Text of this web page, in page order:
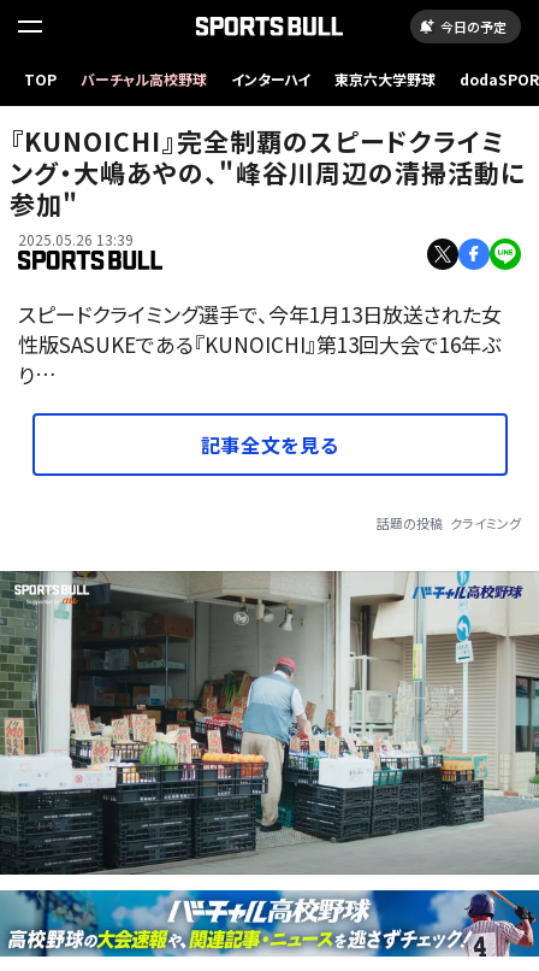
今日の予定
TOP バーチャル高校野球 インターハイ 東京六大学野球
『KUNOICHI』完全制覇のスピードクライミ
ング・大嶋あやの、"峰谷川周辺の清掃活動に
参加"
2025.05.26 13:39
スピードクライミング選手で、今年1月13日放送された女
性版SASUKEである『KUNOICHI』第13回大会で16年ぶ
り…
記事全文を見る
話題の投稿 クライミング